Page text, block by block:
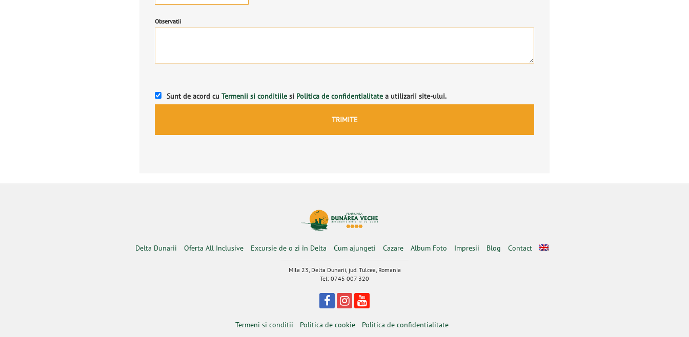
Observatii
Sunt de acord cu Termenii si conditiile si Politica de confidentialitate a utilizarii site-ului.
Delta Dunarii Oferta All Inclusive Excursie de o zi în Delta Cum ajungeti Cazare Album Foto Impresii Blog Contact
Mila 23, Delta Dunarii, jud. Tulcea, Romania
Tel: 0745 007 320
Termeni si conditii Politica de cookie Politica de confidentialitate